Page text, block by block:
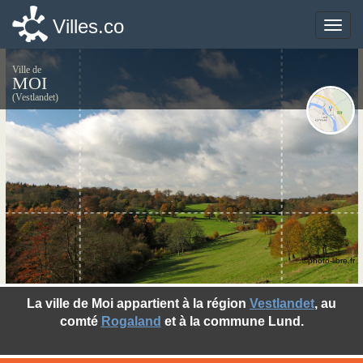
Toggle
Villes.co
Ville de
MOI
(Vestlandet)
La ville de Moi appartient à la région Vestlandet, au
comté Rogaland et à la commune Lund.
©photo-libre.fr
Toggle
Villes.co